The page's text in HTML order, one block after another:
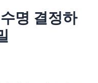
명 결정하